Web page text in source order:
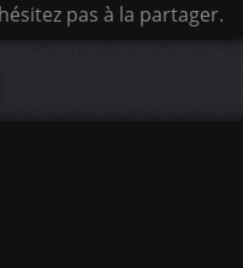
pas à la partager.